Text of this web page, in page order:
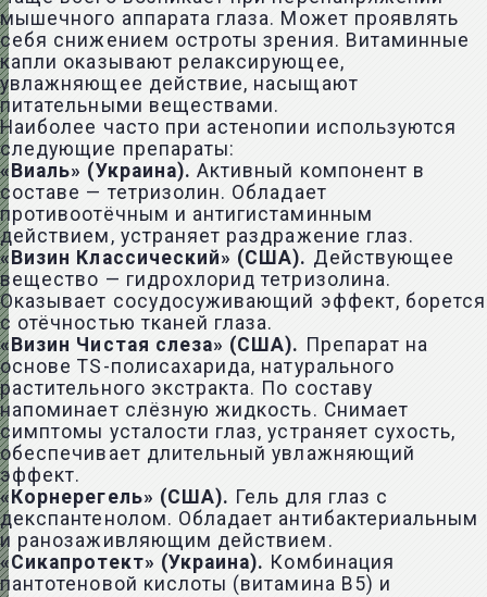
мышечного аппарата глаза. Может проявлять
себя снижением остроты зрения. Витаминные
капли оказывают релаксирующее,
увлажняющее действие, насыщают
питательными веществами.
Наиболее часто при астенопии используются
следующие препараты:
«Виаль» (Украина). Активный компонент в
составе — тетризолин. Обладает
противоотёчным и антигистаминным
действием, устраняет раздражение глаз.
«Визин Классический» (США). Действующее
вещество — гидрохлорид тетризолина.
Оказывает сосудосуживающий эффект, борется
с отёчностью тканей глаза.
«Визин Чистая слеза» (США). Препарат на
основе TS-полисахарида, натурального
растительного экстракта. По составу
напоминает слёзную жидкость. Снимает
симптомы усталости глаз, устраняет сухость,
обеспечивает длительный увлажняющий
эффект.
«Корнерегель» (США). Гель для глаз с
декспантенолом. Обладает антибактериальным
и ранозаживляющим действием.
«Сикапротект» (Украина). Комбинация
пантотеновой кислоты (витамина В5) и